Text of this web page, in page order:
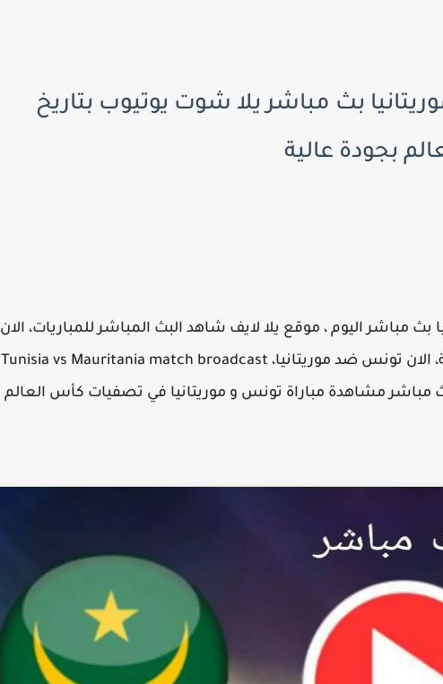
بث مباشر يلا شوت يوتيوب بتاريخ
اليوم ، موقع يلا لايف شاهد البث المباشر للمباريات، الان
تغطية حية كورة اون لاين koora online لايف الان بجودة عالية، الان تونس ضد موريتانيا، Tunisia vs Mauritania match broadcast